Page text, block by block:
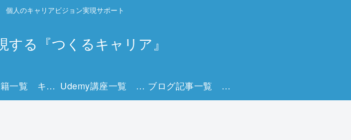
人のキャリアビジョン実現サポート
る『つくるキャリア』
電子書籍一覧 キャリアを描く15冊の実践ガイド Udemy講座一覧 キャリアを描く実践オンライン講座 ブログ記事一覧 キャリアを育てる実践ヒント集